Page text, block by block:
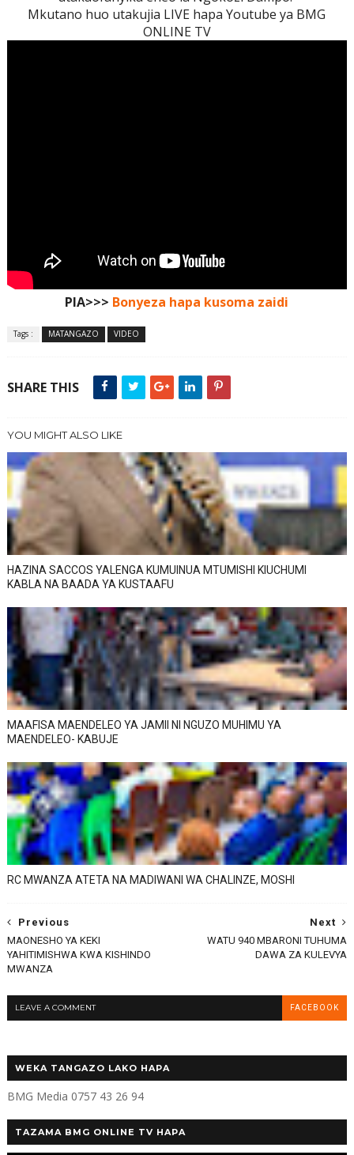
Mkutano huo utakujia LIVE hapa Youtube ya BMG
ONLINE TV
PIA>>> Bonyeza hapa kusoma zaidi
Tags : MATANGAZO VIDEO
SHARE THIS
YOU MIGHT ALSO LIKE
HAZINA SACCOS YALENGA KUMUINUA MTUMISHI KIUCHUMI
KABLA NA BAADA YA KUSTAAFU
MAAFISA MAENDELEO YA JAMII NI NGUZO MUHIMU YA
MAENDELEO- KABUJE
RC MWANZA ATETA NA MADIWANI WA CHALINZE, MOSHI
Next
WATU 940 MBARONI TUHUMA
DAWA ZA KULEVYA
Previous
MAONESHO YA KEKI
YAHITIMISHWA KWA KISHINDO
MWANZA
LEAVE A COMMENT FACEBOOK
WEKA TANGAZO LAKO HAPA
BMG Media 0757 43 26 94
TAZAMA BMG ONLINE TV HAPA